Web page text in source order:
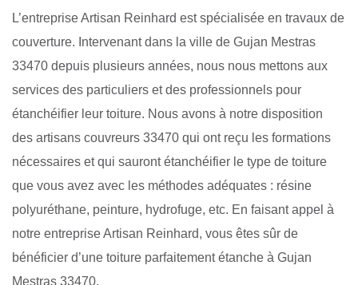
L’entreprise Artisan Reinhard est spécialisée en travaux de
couverture. Intervenant dans la ville de Gujan Mestras
33470 depuis plusieurs années, nous nous mettons aux
services des particuliers et des professionnels pour
étanchéifier leur toiture. Nous avons à notre disposition
des artisans couvreurs 33470 qui ont reçu les formations
nécessaires et qui sauront étanchéifier le type de toiture
que vous avez avec les méthodes adéquates : résine
polyuréthane, peinture, hydrofuge, etc. En faisant appel à
notre entreprise Artisan Reinhard, vous êtes sûr de
bénéficier d’une toiture parfaitement étanche à Gujan
Mestras 33470.